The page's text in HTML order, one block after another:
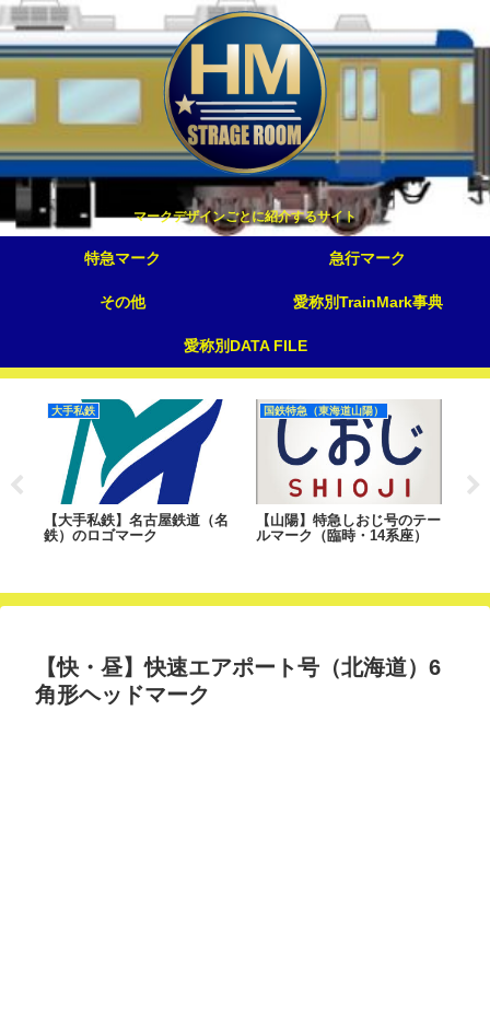
マークデザインごとに紹介するサイト
特急マーク 急行マーク
その他 愛称別TrainMark事典
愛称別DATA FILE
大手私鉄
【大手私鉄】名古屋鉄道（名
鉄）のロゴマーク
国鉄特急（東海道山陽）
【山陽】特急しおじ号のテー
ルマーク（臨時・14系座）
【快・昼】快速エアポート号（北海道）6
角形ヘッドマーク